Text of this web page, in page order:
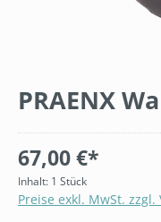
PRAENX
67,00 €*
Inhalt: 1 Stück
Preise exkl. MwSt.